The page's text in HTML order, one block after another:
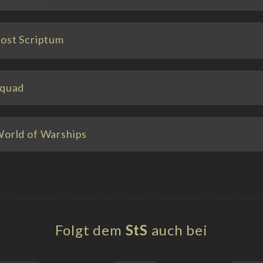
Scriptum
of Warships
Folgt dem StS auch bei